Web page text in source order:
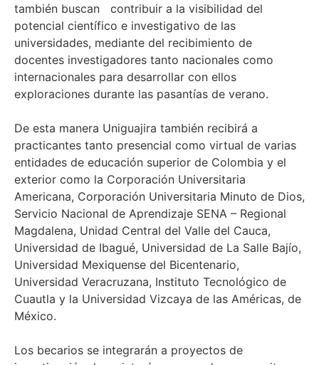
también buscan contribuir a la visibilidad del
potencial científico e investigativo de las
universidades, mediante del recibimiento de
docentes investigadores tanto nacionales como
internacionales para desarrollar con ellos
exploraciones durante las pasantías de verano.
De esta manera Uniguajira también recibirá a
practicantes tanto presencial como virtual de varias
entidades de educación superior de Colombia y el
exterior como la Corporación Universitaria
Americana, Corporación Universitaria Minuto de Dios,
Servicio Nacional de Aprendizaje SENA – Regional
Magdalena, Unidad Central del Valle del Cauca,
Universidad de Ibagué, Universidad de La Salle Bajío,
Universidad Mexiquense del Bicentenario,
Universidad Veracruzana, Instituto Tecnológico de
Cuautla y la Universidad Vizcaya de las Américas, de
México.
Los becarios se integrarán a proyectos de